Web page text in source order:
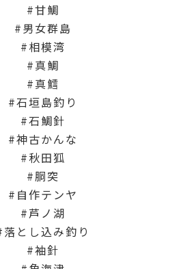
甘鯛
男女群島
相模湾
真鯛
真鱈
石垣島釣り
石鯛針
神古かんな
秋田狐
胴突
自作テンヤ
芦ノ湖
落とし込み釣り
袖針